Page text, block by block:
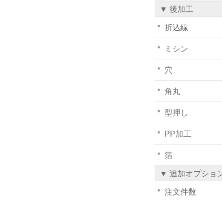
▼ 後加工
折込線
ミシン
穴
角丸
型押し
PP加工
箔
▼ 追加オプショ
注文件数